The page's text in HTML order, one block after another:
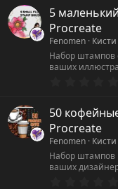
5
Procreate
Fenomen
Набор штампов
ваших
50
Procreate
Fenomen
Набор штампов
ваших